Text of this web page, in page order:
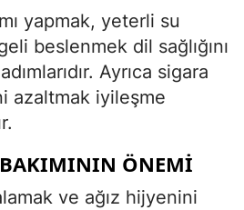
yapmak, yeterli su
beslenmek dil sağlığını
Ayrıca sigara
azaltmak iyileşme
ÖNEMI
ve ağız hijyenini